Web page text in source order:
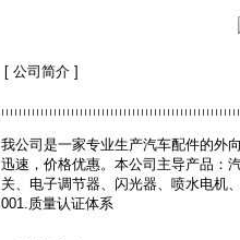
[ 公司简介 ]
我公司是一家专业生产汽车配件的外
迅速，价格优惠。本公司主导产品：
关、电子调节器、闪光器、喷水电机
001.质量认证体系